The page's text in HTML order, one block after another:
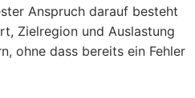
Anspruch darauf besteht
Zielregion und Auslastung
ohne dass bereits ein Fehler